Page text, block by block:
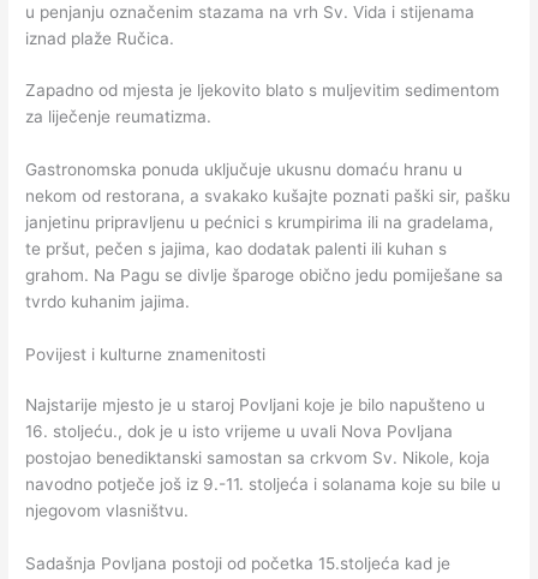
u penjanju označenim stazama na vrh Sv. Vida i stijenama
iznad plaže Ručica.
Zapadno od mjesta je ljekovito blato s muljevitim sedimentom
za liječenje reumatizma.
Gastronomska ponuda uključuje ukusnu domaću hranu u
nekom od restorana, a svakako kušajte poznati paški sir, pašku
janjetinu pripravljenu u pećnici s krumpirima ili na gradelama,
te pršut, pečen s jajima, kao dodatak palenti ili kuhan s
grahom. Na Pagu se divlje šparoge obično jedu pomiješane sa
tvrdo kuhanim jajima.
Povijest i kulturne znamenitosti
Najstarije mjesto je u staroj Povljani koje je bilo napušteno u
16. stoljeću., dok je u isto vrijeme u uvali Nova Povljana
postojao benediktanski samostan sa crkvom Sv. Nikole, koja
navodno potječe još iz 9.-11. stoljeća i solanama koje su bile u
njegovom vlasništvu.
Sadašnja Povljana postoji od početka 15.stoljeća kad je